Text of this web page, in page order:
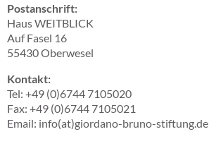
Postanschrift:
Haus WEITBLICK
Auf Fasel 16
55430 Oberwesel
Kontakt:
Tel: +49 (0)6744 7105020
Fax: +49 (0)6744 7105021
Email: info(at)giordano-bruno-stiftung.de